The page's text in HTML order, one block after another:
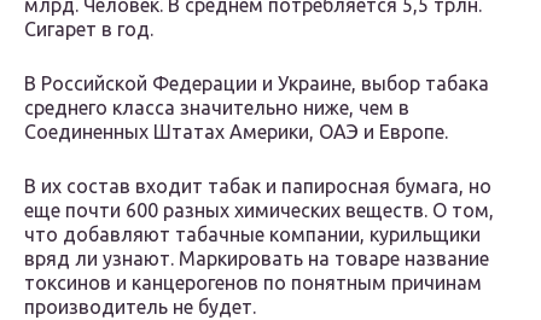
млрд. Человек. В среднем потребляется 5,5 трлн.
Сигарет в год.
В Российской Федерации и Украине, выбор табака
среднего класса значительно ниже, чем в
Соединенных Штатах Америки, ОАЭ и Европе.
В их состав входит табак и папиросная бумага, но
еще почти 600 разных химических веществ. О том,
что добавляют табачные компании, курильщики
вряд ли узнают. Маркировать на товаре название
токсинов и канцерогенов по понятным причинам
производитель не будет.